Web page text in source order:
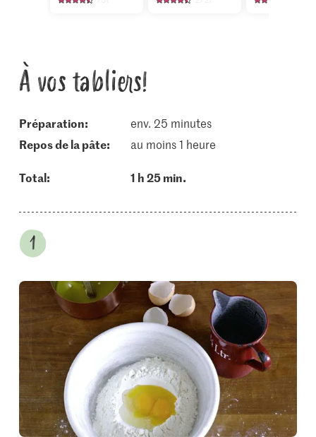
À vos tabliers!
Préparation:
env. 25 minutes
repos de la pâte:
au moins 1 heure
Total: 1 h 25 min.